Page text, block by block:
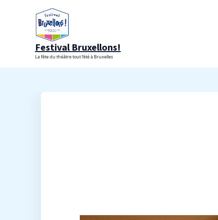
Festival Bruxellons!
La fête du théâtre tout l'été à Bruxelles